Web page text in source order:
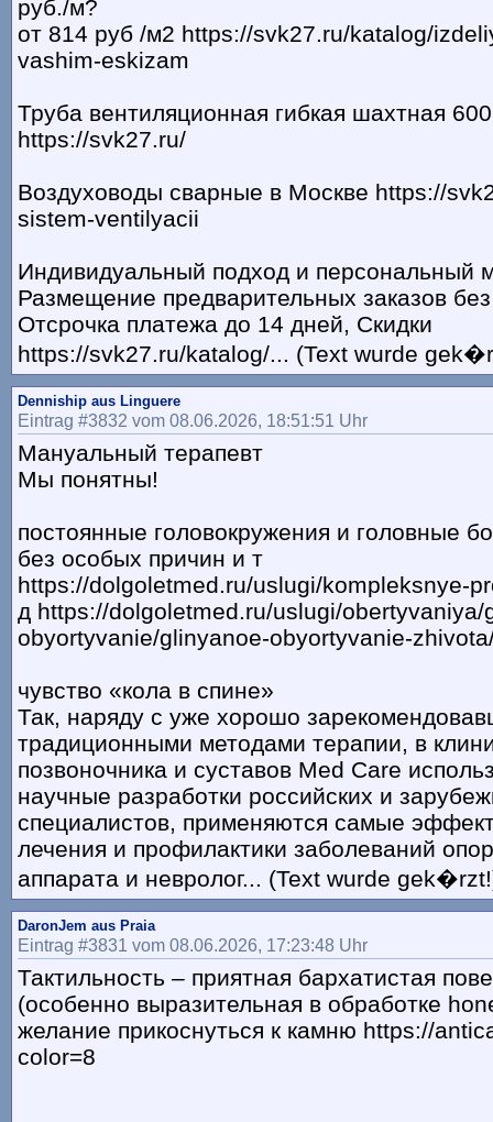
руб./м?
от 814 руб /м2 https://svk27.ru/katalog/
vashim-eskizam
Труба вентиляционная гибкая шахтная
https://svk27.ru/
Воздуховоды сварные в Москве https://
sistem-ventilyacii
Индивидуальный подход и персональный
Размещение предварительных заказов
Отсрочка платежа до 14 дней, Скидки
https://svk27.ru/katalog/... (Text wurde
Denniship aus Linguere
Eintrag #3832 vom 08.06.2026, 18:51:51 Uhr
Мануальный терапевт
Мы понятны!
постоянные головокружения и головные
без особых причин и т
https://dolgoletmed.ru/uslugi/kompleksnye-
д https://dolgoletmed.ru/uslugi/obertyvaniya/
obyortyvanie/glinyanoe-obyortyvanie-
чувство «кола в спине»
Так, наряду с уже хорошо
традиционными методами терапии, в
позвоночника и суставов Med Care
научные разработки российских и
специалистов, применяются самые
лечения и профилактики заболеваний
аппарата и невролог... (Text wurde
DaronJem aus Praia
Eintrag #3831 vom 08.06.2026, 17:23:48 Uhr
Тактильность – приятная бархатистая
(особенно выразительная в обработке
желание прикоснуться к камню https://
color=8